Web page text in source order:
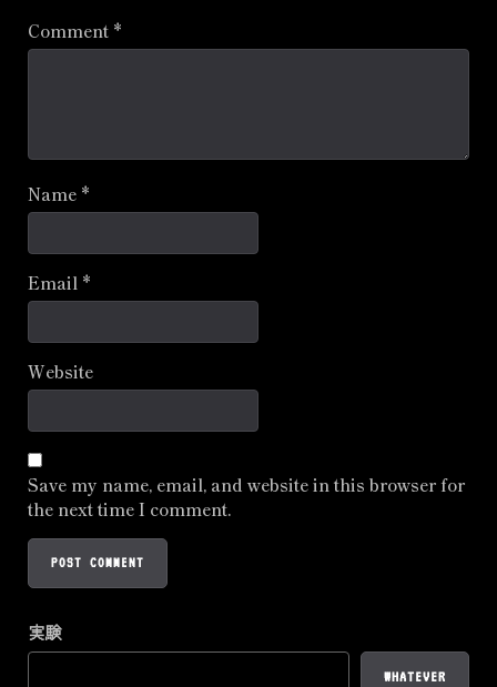
Comment *
Name *
Email *
Website
Save my name, email, and website in this browser for
the next time I comment.
実験
WHATEVER